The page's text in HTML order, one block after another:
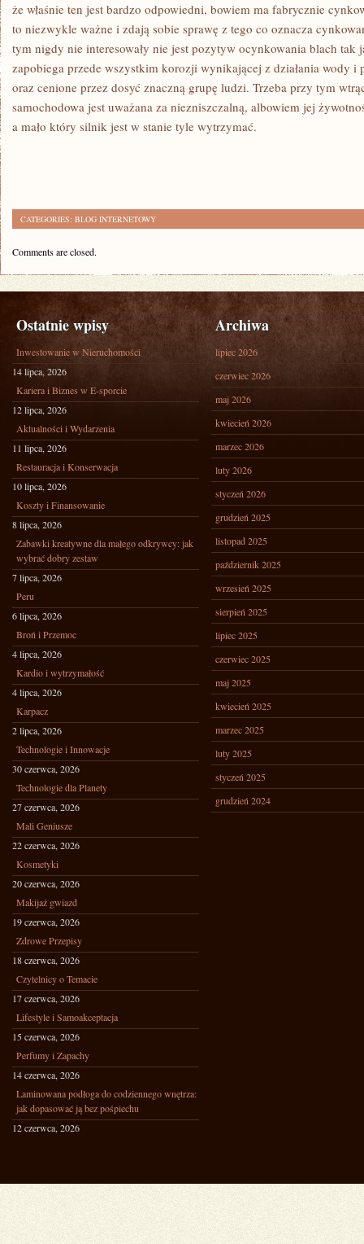
że właśnie ten jest bardzo odpowiedni, bowiem ma fabrycznie
to niezwykle ważne i zdają sobie sprawę z tego co oznacza
tym nigdy nie interesowały nie jest pozytyw ocynkowania blach tak
zapobiega przede wszystkim korozji wynikającej z działania wody i
oraz cenione przez dosyć znaczną grupę ludzi. Trzeba przy tym
samochodowa jest uważana za niezniszczalną, albowiem jej
a mało który silnik jest w stanie tyle wytrzymać.
CATEGORIES: BLOG INTERNETOWY
Comments are closed.
Ostatnie wpisy
Inwestowanie w Nieruchomości
14 lipca, 2026
Kariera i Biznes w E-sporcie
12 lipca, 2026
Aktualności i Wydarzenia
11 lipca, 2026
Restauracja i Konserwacja
10 lipca, 2026
Koszty i Finansowanie
8 lipca, 2026
Zabawki kreatywne dla małego odkrywcy: jak
wybrać dobry zestaw
7 lipca, 2026
Peru
6 lipca, 2026
Broń i Przemoc
4 lipca, 2026
Kardio i wytrzymałość
4 lipca, 2026
Karpacz
2 lipca, 2026
Technologie i Innowacje
30 czerwca, 2026
Technologie dla Planety
27 czerwca, 2026
Mali Geniusze
22 czerwca, 2026
Kosmetyki
20 czerwca, 2026
Makijaż gwiazd
19 czerwca, 2026
Zdrowe Przepisy
18 czerwca, 2026
Czytelnicy o Temacie
17 czerwca, 2026
Lifestyle i Samoakceptacja
15 czerwca, 2026
Perfumy i Zapachy
14 czerwca, 2026
Laminowana podłoga do codziennego wnętrza:
jak dopasować ją bez pośpiechu
12 czerwca, 2026
Archiwa
lipiec 2026
czerwiec 2026
maj 2026
kwiecień 2026
marzec 2026
luty 2026
styczeń 2026
grudzień 2025
listopad 2025
październik 2025
wrzesień 2025
sierpień 2025
lipiec 2025
czerwiec 2025
maj 2025
kwiecień 2025
marzec 2025
luty 2025
styczeń 2025
grudzień 2024